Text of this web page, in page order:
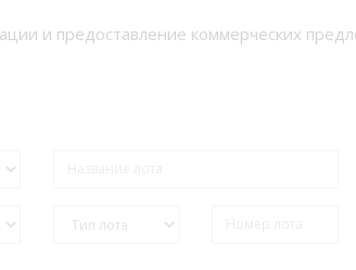
и предоставление коммерческих